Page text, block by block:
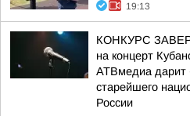
19:13
КОНКУРС
на концерт
АТВмедиа дарит
старейшего
России